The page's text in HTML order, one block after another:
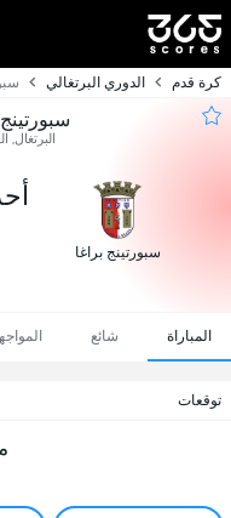
كرة قدم الدوري البرتغالي
البرتغال,
سبورتينج براغا
أحد, 01
المباراة شائع
توقعات